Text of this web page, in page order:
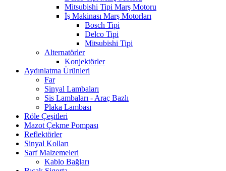
Mitsubishi Tipi Marş Motoru
İş Makinası Marş Motorları
Bosch Tipi
Delco Tipi
Mitsubishi Tipi
Alternatörler
Konjektörler
Aydınlatma Ürünleri
Far
Sinyal Lambaları
Sis Lambaları - Araç Bazlı
Plaka Lambası
Röle Çeşitleri
Mazot Çekme Pompası
Reflektörler
Sinyal Kolları
Sarf Malzemeleri
Kablo Bağları